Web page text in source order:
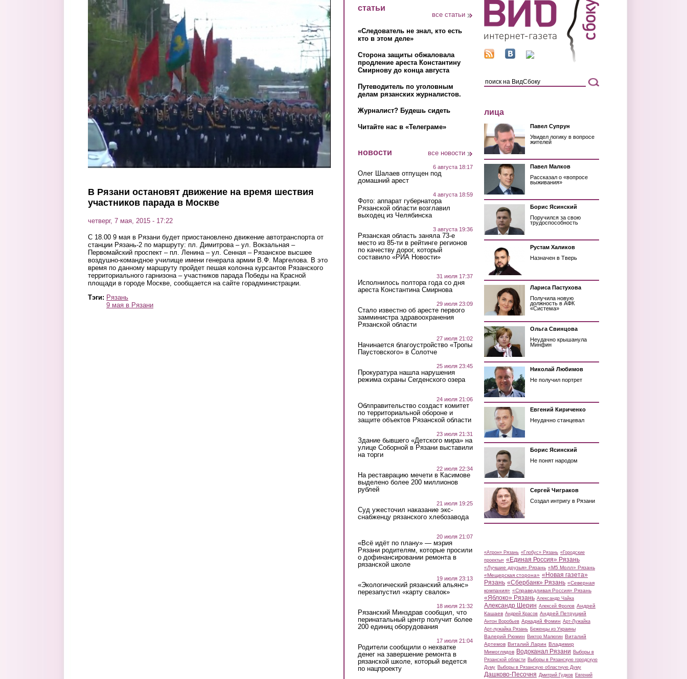
Перейти к основному содержанию
В Рязани остановят движение на время шествия
участников парада в Москве
четверг, 7 мая, 2015 - 17:22
С 18.00 9 мая в Рязани будет приостановлено движение автотранспорта от
станции Рязань-2 по маршруту: пл. Димитрова – ул. Вокзальная –
Первомайский проспект – пл. Ленина – ул. Сенная – Рязанское высшее
воздушно-командное училище имени генерала армии В.Ф. Маргелова. В это
время по данному маршруту пройдет пешая колонна курсантов Рязанского
территориального гарнизона – участников парада Победы на Красной
площади в городе Москве, сообщается на сайте горадминистрации.
Тэги: Рязань
9 мая в Рязани
статьи
все статьи
«Следователь не знал, кто есть
кто в этом деле»
Сторона защиты обжаловала
продление ареста Константину
Смирнову до конца августа
Путеводитель по уголовным
делам рязанских журналистов.
Журналист? Будешь сидеть
Читайте нас в «Телеграме»
новости все новости
6 августа 18:17
Олег Шалаев отпущен под
домашний арест
4 августа 18:59
Фото: аппарат губернатора
Рязанской области возглавил
выходец из Челябинска
3 августа 19:36
Рязанская область заняла 73-е
место из 85-ти в рейтинге регионов
по качеству дорог, который
составило «РИА Новости»
31 июля 17:37
Исполнилось полтора года со дня
ареста Константина Смирнова
29 июля 23:09
Стало известно об аресте первого
замминистра здравоохранения
Рязанской области
27 июля 21:02
Начинается благоустройство «Тропы
Паустовского» в Солотче
25 июля 23:45
Прокуратура нашла нарушения
режима охраны Сегденского озера
24 июля 21:06
Облправительство создаст комитет
по территориальной обороне и
защите объектов Рязанской области
23 июля 21:31
Здание бывшего «Детского мира» на
улице Соборной в Рязани выставили
на торги
22 июля 22:34
На реставрацию мечети в Касимове
выделено более 200 миллионов
рублей
21 июля 19:25
Суд ужесточил наказание экс-
снабженцу рязанского хлебозавода
20 июля 21:07
«Всё идёт по плану» — мэрия
Рязани родителям, которые просили
о дофинансировании ремонта в
рязанской школе
19 июля 23:13
«Экологический рязанский альянс»
перезапустил «карту свалок»
18 июля 21:32
Рязанский Минздрав сообщил, что
перинатальный центр получит более
200 единиц оборудования
17 июля 21:04
Родители сообщили о нехватке
денег на завершение ремонта в
рязанской школе, который ведется
по нацпроекту
лица
Павел Супрун
Увидел логику в вопросе
жителей
Павел Малков
Рассказал о «вопросе
выживания»
Борис Ясинский
Поручился за свою
трудоспособность
Рустам Халиков
Назначен в Тверь
Лариса Пастухова
Получила новую
должность в АФК
«Система»
Ольга Свинцова
Неудачно крышанула
Минфин
Николай Любимов
Не получил портрет
Евгений Кириченко
Неудачно станцевал
Борис Ясинский
Не понят народом
Сергей Чиграков
Создал интригу в Рязани
«Атрон» Рязань «Глобус» Рязань «Городские
проекты» «Единая Россия» Рязань
«Лучшие друзья» Рязань «М5 Молл» Рязань
«Мещерская сторона» «Новая газета»
Рязань «Сбербанк» Рязань «Северная
компания» «Справедливая Россия» Рязань
«Яблоко» Рязань Александр Чайка
Александр Шерин Алексей Фролов Андрей
Кашаев Андрей Красов Андрей Петруцкий
Антон Воробьев Аркадий Фомин Арт-Лужайка
Арт-лужайка Рязань Беженцы из Украины
Валерий Рюмин Виктор Малюгин Виталий
Артемов Виталий Ларин Владимир
Мимоглядов Водоканал Рязани Выборы в
Рязанской области Выборы в Рязанскую городскую
Думу Выборы в Рязанскую областную Думу
Дашково-Песочня Дмитрий Гудков Евгений